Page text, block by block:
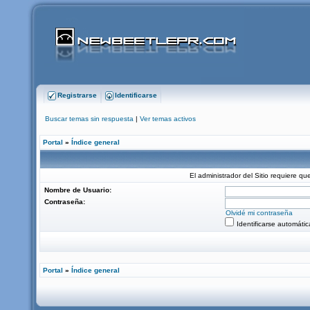
Registrarse Identificarse
Buscar temas sin respuesta | Ver temas activos
Portal » Índice general
El administrador del Sitio requiere
Nombre de Usuario:
Contraseña:
Olvidé mi contraseña
Identificarse
Portal » Índice general